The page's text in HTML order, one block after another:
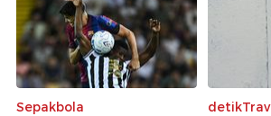
Sepakbola